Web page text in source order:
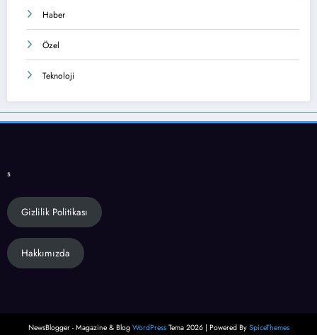
Haber
Özel
Teknoloji
s
Gizlilik Politikası
Hakkımızda
NewsBlogger - Magazine & Blog WordPressTema 2026 | Powered By SpiceThemes